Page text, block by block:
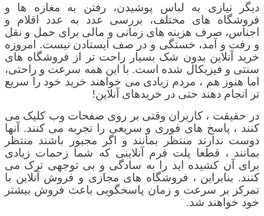
دیگر نیازی به لباس پوشیدن، رفتن به مغازه ها و
فروشگاه های مختلف، بررسی عدد به عدد اقلام و
اجناس، صرف هزینه های زمانی و مالی برای حمل و نقل
و رفت و آمد، خستگی و در صف ایستادن نیست. امروزه
خرید آنلاین بدون شک بسیار راحت تر از فروشگاه های
سنتی و فیزیکال شده است. با این همه سرعت و راحتی،
اما هنوز هم ، مردم زیادی می خواهند خرید خود را سریع
تر انجام دهند حتی در خریدهای آنلاین!
در حقیقت ، کاربران وقتی بر روی صفحات وب کلیک می
کنند ، پاسخ های فوری و سریعی را تجربه می کنند. آنها
دوست ندارند منتظر بمانند و اگر مجبور باشند منتظر
بمانند ، قطعا پلت فرم آنلاینی که شما زحمات زیادی
برای آن کشیده اید را به سادگی و بی توجهی ترک می
کنند. بنابراین ، فروشگاه های مجازی و فروش آنلاین با
تمرکز بر سرعت و زمان پاسخگویی باعث فروش بیشتر
خود خواهند شد.